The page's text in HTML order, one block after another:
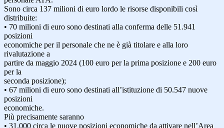
Sono circa 137 milioni di euro lordo le risorse disponibili così
distribuite:
• 70 milioni di euro sono destinati alla conferma delle 51.941
posizioni
economiche per il personale che ne è già titolare e alla loro
rivalutazione a
partire da maggio 2024 (100 euro per la prima posizione e 200 euro
per la
seconda posizione);
• 67 milioni di euro sono destinati all’istituzione di 50.547 nuove
posizioni
economiche.
Più precisamente saranno
• 31.000 circa le nuove posizioni economiche da attivare nell’Area